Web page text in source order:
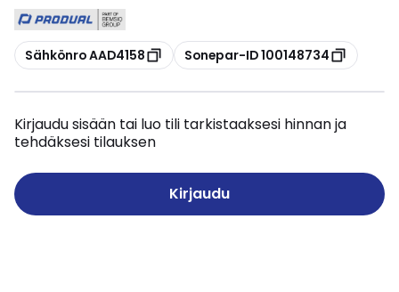
Kopioi
Sähkönro AAD4158 Kopioi
Sonepar-ID 100148734
Kirjaudu sisään tai luo tili tarkistaaksesi hinnan ja
tehdäksesi tilauksen
Kirjaudu